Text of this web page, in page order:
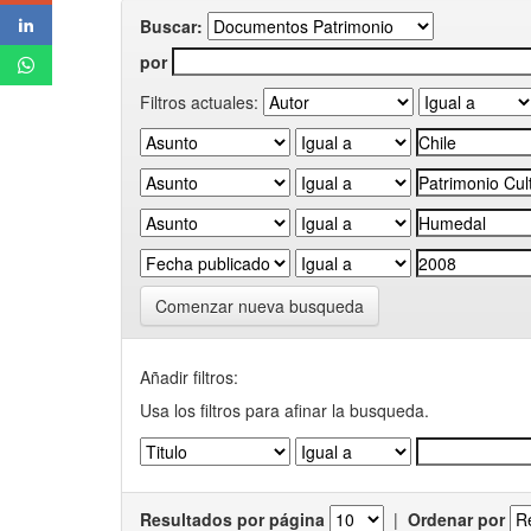
Buscar:
por
Filtros actuales:
Comenzar nueva busqueda
Añadir filtros:
Usa los filtros para afinar la busqueda.
Resultados por página | Ordenar por